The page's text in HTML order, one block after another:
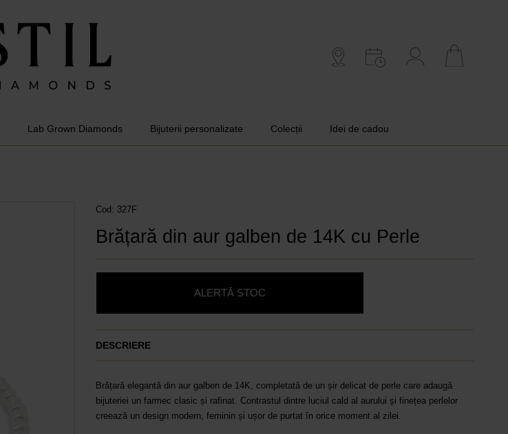
Lab Grown Diamonds Bijuterii personalizate Colecții Idei de cadou
Cod: 327F
Brățară din aur galben de 14K cu Perle
ALERTĂ STOC
DESCRIERE
Brățară elegantă din aur galben de 14K, completată de un șir delicat de perle care adaugă
bijuteriei un farmec clasic și rafinat. Contrastul dintre luciul cald al aurului și finețea perlelor
creează un design modern, feminin și ușor de purtat în orice moment al zilei.